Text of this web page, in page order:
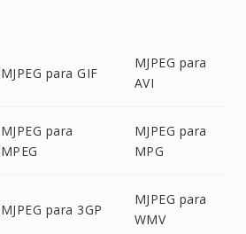
MJPEG para GIF
MJPEG para
AVI
MJPEG para
MPEG
MJPEG para
MPG
MJPEG para 3GP
MJPEG para
WMV